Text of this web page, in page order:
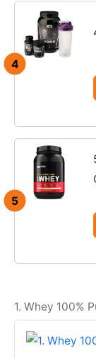
4
5
1. Whey 100%